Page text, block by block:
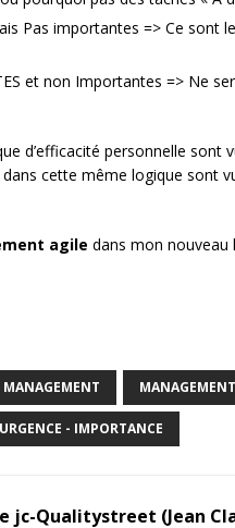
Pas importantes => Ce sont
et non Importantes => Ne
d’efficacité personnelle
cette même logique sont
agile dans mon nouveau
MANAGEMENT
- IMPORTANCE
jc-Qualitystreet (Jean